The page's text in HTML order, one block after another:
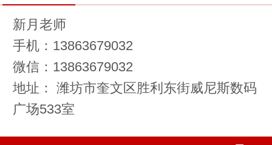
新月老师
手机：13863679032
微信：13863679032
地址： 潍坊市奎文区胜利东街威尼斯数码
广场533室